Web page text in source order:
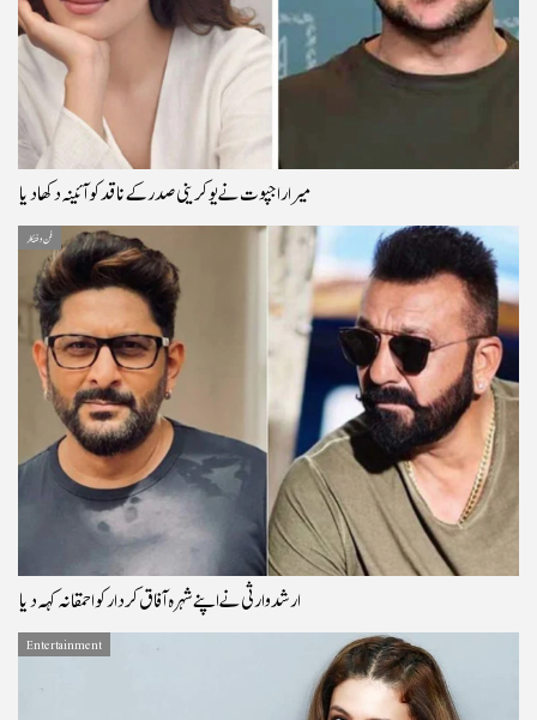
میرا راجپوت نے یوکرینی صدر کے ناقد کو آئینہ دکھادیا
فن و فنکار
ارشد وارثی نے اپنے شہرہ آفاق کردار کو احمقانہ کہہ دیا
Entertainment